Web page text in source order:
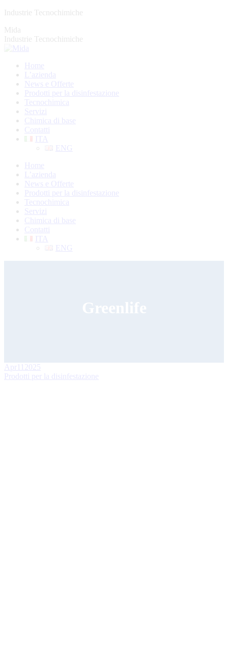
Vai
contenuti
Industrie Tecnochimiche
Instagram
page
opens
new
window
Mida
Industrie Tecnochimiche
Home
L’azienda
News e Offerte
Prodotti per la disinfestazione
Tecnochimica
Servizi
Chimica di base
Contatti
ITA
ENG
Home
L’azienda
News e Offerte
Prodotti per la disinfestazione
Tecnochimica
Servizi
Chimica di base
Contatti
ITA
ENG
Apr
2025
Prodotti per la disinfestazione